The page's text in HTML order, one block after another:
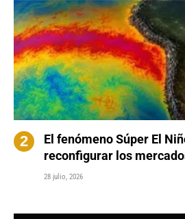
El fenómeno Súper El
reconfigurar los
28 julio, 2026